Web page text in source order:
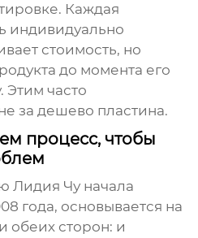
Каждая
индивидуально
стоимость, но
до момента его
Этим часто
задешево пластина.
процесс, чтобы
Лидия Чу начала
года, основывается на
обеих сторон: и